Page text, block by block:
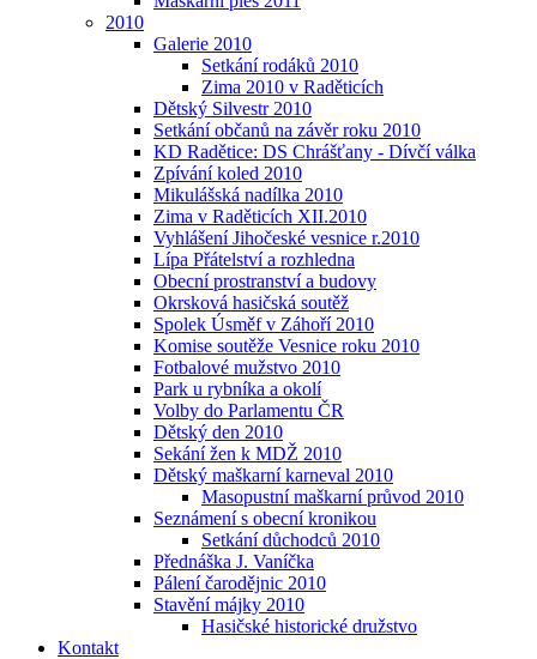
2010
Galerie 2010
Setkání rodáků 2010
Zima 2010 v Raděticích
Dětský Silvestr 2010
Setkání občanů na závěr roku 2010
KD Radětice: DS Chrášťany - Dívčí válka
Zpívání koled 2010
Mikulášská nadílka 2010
Zima v Raděticích XII.2010
Vyhlášení Jihočeské vesnice r.2010
Lípa Přátelství a rozhledna
Obecní prostranství a budovy
Okrsková hasičská soutěž
Spolek Úsměf v Záhoří 2010
Komise soutěže Vesnice roku 2010
Fotbalové mužstvo 2010
Park u rybníka a okolí
Volby do Parlamentu ČR
Dětský den 2010
Sekání žen k MDŽ 2010
Dětský maškarní karneval 2010
Masopustní maškarní průvod 2010
Seznámení s obecní kronikou
Setkání důchodců 2010
Přednáška J. Vaníčka
Pálení čarodějnic 2010
Stavění májky 2010
Hasičské historické družstvo
Kontakt